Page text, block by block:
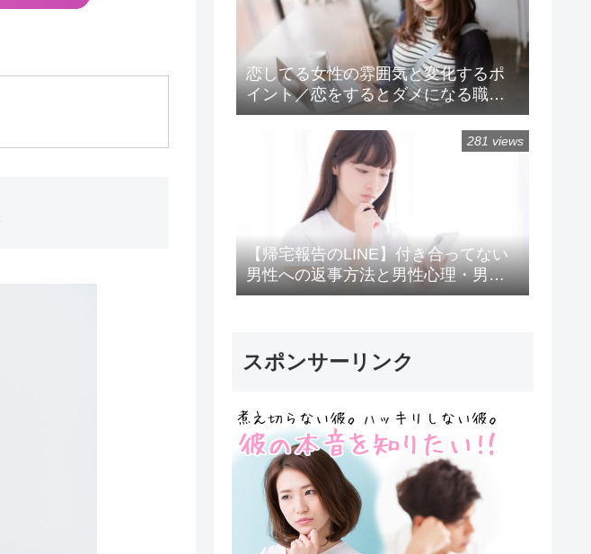
恋してる女性の雰囲気と変化するポ
イント／恋をするとダメになる職場
と特徴
【帰宅報告のLINE】付き合ってない
男性への返事方法と男性心理・男性
の脈ありサイン/LINE報告が止まった
281 views
スポンサーリンク